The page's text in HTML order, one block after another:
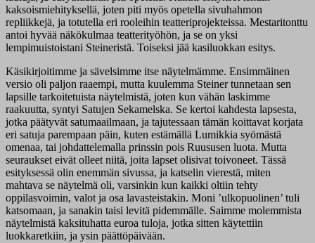
kaksoismiehityksellä, joten piti myös opetella sivuhahmon
repliikkejä, ja totutella eri rooleihin teatteriprojekteissa. Mestaritonttu
antoi hyvää näkökulmaa teatterityöhön, ja se on yksi
lempimuistoistani Steineristä. Toiseksi jää kasiluokkan esitys.
Käsikirjoitimme ja sävelsimme itse näytelmämme. Ensimmäinen
versio oli paljon raaempi, mutta kuulemma Steiner tunnetaan sen
lapsille tarkoitetuista näytelmistä, joten kun vähän laskimme
raakuutta, syntyi Satujen Sekamelska. Se kertoi kahdesta lapsesta,
jotka päätyvät satumaailmaan, ja tajutessaan tämän koittavat korjata
eri satuja parempaan päin, kuten estämällä Lumikkia syömästä
omenaa, tai johdattelemalla prinssin pois Ruususen luota. Mutta
seuraukset eivät olleet niitä, joita lapset olisivat toivoneet. Tässä
esityksessä olin enemmän sivussa, ja katselin vierestä, miten
mahtava se näytelmä oli, varsinkin kun kaikki oltiin tehty
oppilasvoimin, valot ja osa lavasteistakin. Moni ’ulkopuolinen’ tuli
katsomaan, ja sanakin taisi levitä pidemmälle. Saimme molemmista
näytelmistä kaksituhatta euroa tuloja, jotka sitten käytettiin
luokkaretkiin, ja ysin päättöpäivään.